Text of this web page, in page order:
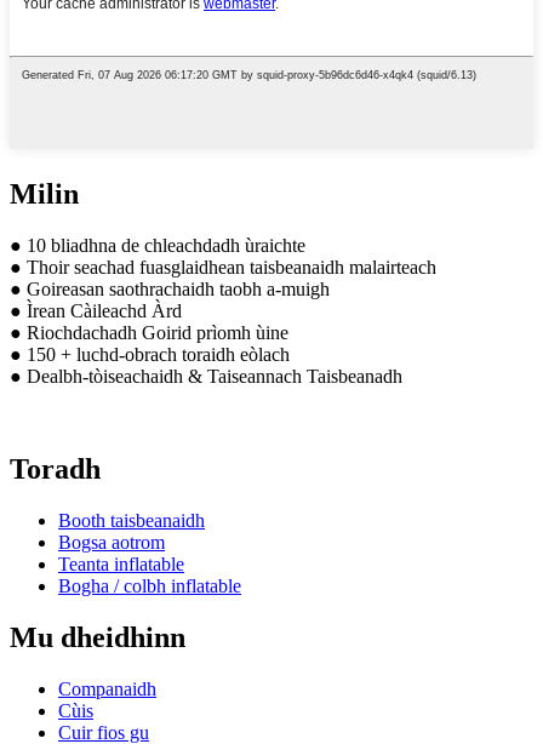
Milin
● 10 bliadhna de chleachdadh ùraichte
● Thoir seachad fuasglaidhean taisbeanaidh malairteach
● Goireasan saothrachaidh taobh a-muigh
● Ìrean Càileachd Àrd
● Riochdachadh Goirid prìomh ùine
● 150 + luchd-obrach toraidh eòlach
● Dealbh-tòiseachaidh & Taiseannach Taisbeanadh
Toradh
Booth taisbeanaidh
Bogsa aotrom
Teanta inflatable
Bogha / colbh inflatable
Mu dheidhinn
Companaidh
Cùis
Cuir fios gu